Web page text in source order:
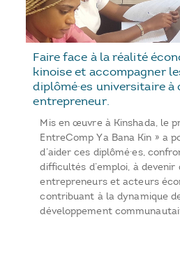
Faire face à la réalité
kinoise et accompagner
diplômé·es universitaire à
entrepreneur.
Mis en œuvre à Kinshada, le
EntreComp Ya Bana Kin » a
d’aider ces diplômé·es,
difficultés d’emploi, à devenir
entrepreneurs et acteurs
contribuant à la dynamique
développement